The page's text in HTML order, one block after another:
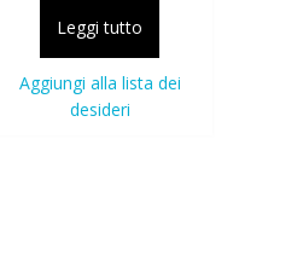
Leggi tutto
Aggiungi alla lista dei
desideri